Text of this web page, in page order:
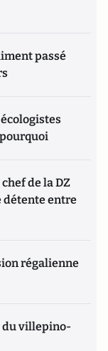
passé
de la DZ
détente entre
régalienne
du villepino-